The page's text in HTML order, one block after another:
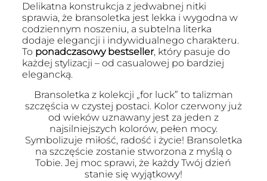
Delikatna konstrukcja z jedwabnej nitki
sprawia, że bransoletka jest lekka i wygodna w
codziennym noszeniu, a subtelna literka
dodaje elegancji i indywidualnego charakteru.
To ponadczasowy bestseller, który pasuje do
każdej stylizacji – od casualowej po bardziej
elegancką.
Bransoletka z kolekcji „for luck” to talizman
szczęścia w czystej postaci. Kolor czerwony już
od wieków uznawany jest za jeden z
najsilniejszych kolorów, pełen mocy.
Symbolizuje miłość, radość i życie! Bransoletka
na szczęście zostanie stworzona z myślą o
Tobie. Jej moc sprawi, że każdy Twój dzień
stanie się wyjątkowy!